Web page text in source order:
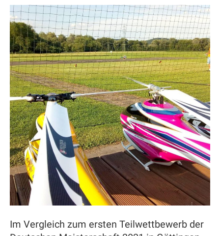
Im Vergleich zum ersten Teilwettbewerb der